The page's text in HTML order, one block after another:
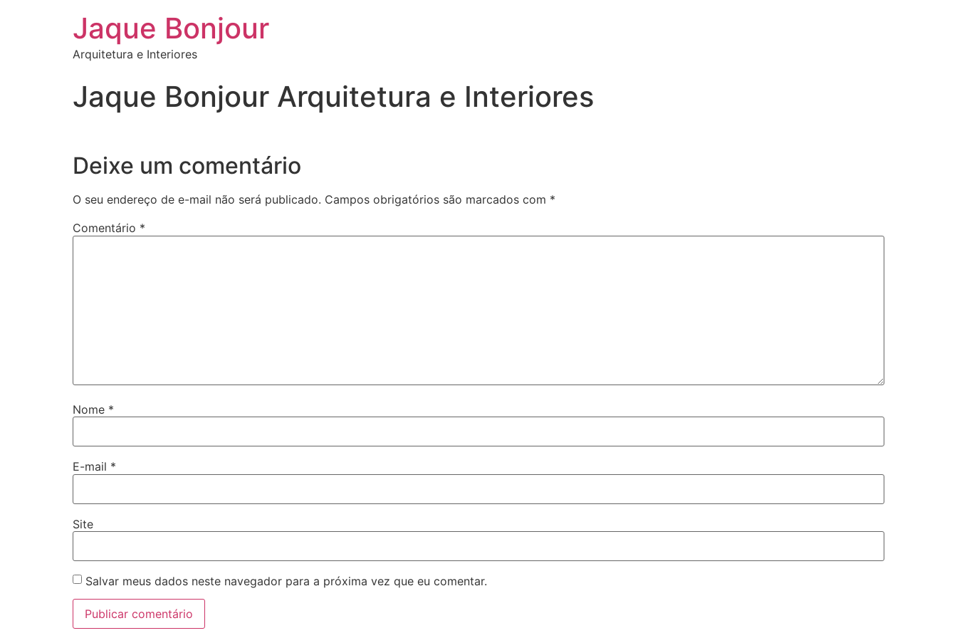
Jaque Bonjour
Arquitetura e Interiores
Jaque Bonjour Arquitetura e Interiores
Deixe um comentário
O seu endereço de e-mail não será publicado. Campos obrigatórios são marcados com *
Comentário *
Nome *
E-mail *
Site
Salvar meus dados neste navegador para a próxima vez que eu comentar.